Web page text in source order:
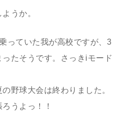
うか。
っていた我が高校ですが、3
たそうです。さっきiモード
野球大会は終わりました。
うよっ！！